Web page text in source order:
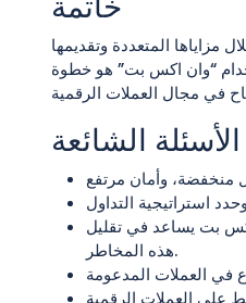
المتعددة وتقديمها
“وان اكس بت” هو خطوة
الأسئلة الشائعة
بت يساعد في تقليل
هذه المخاطر.